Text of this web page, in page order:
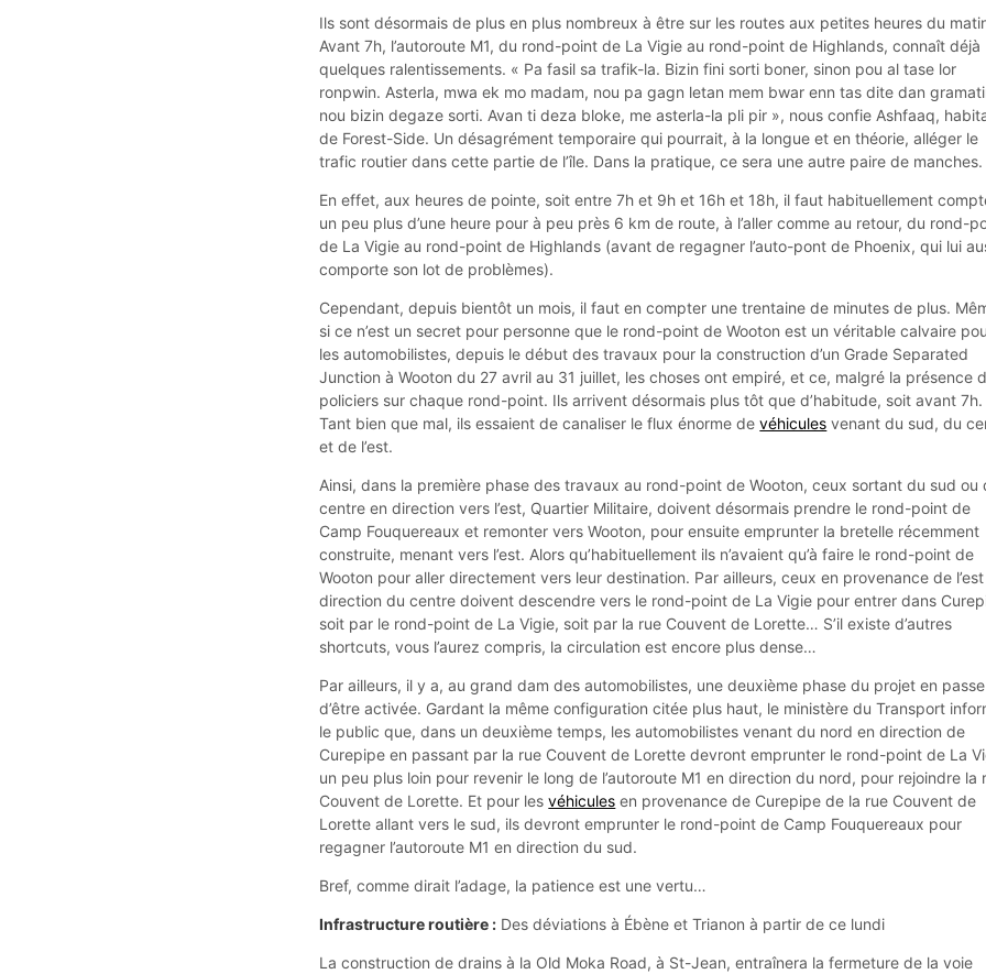
Ils sont désormais de plus en plus nombreux à être sur les routes aux petites heures du
Avant 7h, l’autoroute M1, du rond-point de La Vigie au rond-point de Highlands, connaît déjà
quelques ralentissements. « Pa fasil sa trafik-la. Bizin fini sorti boner, sinon pou al tase lor
ronpwin. Asterla, mwa ek mo madam, nou pa gagn letan mem bwar enn tas dite dan
nou bizin degaze sorti. Avan ti deza bloke, me asterla-la pli pir », nous confie Ashfaaq,
de Forest-Side. Un désagrément temporaire qui pourrait, à la longue et en théorie, alléger le
trafic routier dans cette partie de l’île. Dans la pratique, ce sera une autre paire de manches.
En effet, aux heures de pointe, soit entre 7h et 9h et 16h et 18h, il faut habituellement
un peu plus d’une heure pour à peu près 6 km de route, à l’aller comme au retour, du rond-
de La Vigie au rond-point de Highlands (avant de regagner l’auto-pont de Phoenix, qui lui
comporte son lot de problèmes).
Cependant, depuis bientôt un mois, il faut en compter une trentaine de minutes de plus.
si ce n’est un secret pour personne que le rond-point de Wooton est un véritable calvaire
les automobilistes, depuis le début des travaux pour la construction d’un Grade Separated
Junction à Wooton du 27 avril au 31 juillet, les choses ont empiré, et ce, malgré la présence
policiers sur chaque rond-point. Ils arrivent désormais plus tôt que d’habitude, soit avant 7h.
Tant bien que mal, ils essaient de canaliser le flux énorme devéhicules venant du sud, du
et de l’est.
Ainsi, dans la première phase des travaux au rond-point de Wooton, ceux sortant du sud ou
centre en direction vers l’est, Quartier Militaire, doivent désormais prendre le rond-point de
Camp Fouquereaux et remonter vers Wooton, pour ensuite emprunter la bretelle récemment
construite, menant vers l’est. Alors qu’habituellement ils n’avaient qu’à faire le rond-point de
Wooton pour aller directement vers leur destination. Par ailleurs, ceux en provenance de l’est
direction du centre doivent descendre vers le rond-point de La Vigie pour entrer dans
soit par le rond-point de La Vigie, soit par la rue Couvent de Lorette… S’il existe d’autres
shortcuts, vous l’aurez compris, la circulation est encore plus dense…
Par ailleurs, il y a, au grand dam des automobilistes, une deuxième phase du projet en passe
d’être activée. Gardant la même configuration citée plus haut, le ministère du Transport
le public que, dans un deuxième temps, les automobilistes venant du nord en direction de
Curepipe en passant par la rue Couvent de Lorette devront emprunter le rond-point de La
un peu plus loin pour revenir le long de l’autoroute M1 en direction du nord, pour rejoindre la
Couvent de Lorette. Et pour lesvéhicules en provenance de Curepipe de la rue Couvent de
Lorette allant vers le sud, ils devront emprunter le rond-point de Camp Fouquereaux pour
regagner l’autoroute M1 en direction du sud.
Bref, comme dirait l’adage, la patience est une vertu…
Infrastructure routière : Des déviations à Ébène et Trianon à partir de ce lundi
La construction de drains à la Old Moka Road, à St-Jean, entraînera la fermeture de la voie